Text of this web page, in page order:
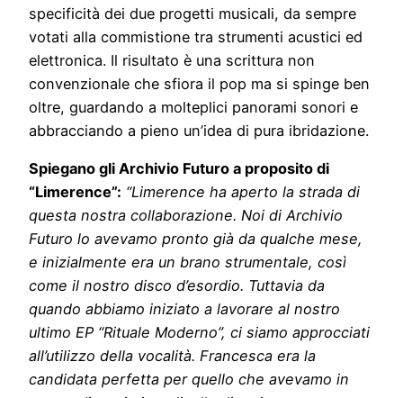
specificità dei due progetti musicali, da sempre
votati alla commistione tra strumenti acustici ed
elettronica. Il risultato è una scrittura non
convenzionale che sfiora il pop ma si spinge ben
oltre, guardando a molteplici panorami sonori e
abbracciando a pieno un’idea di pura ibridazione.
Spiegano gli Archivio Futuro a proposito di
“Limerence”: “Limerence ha aperto la strada di
questa nostra collaborazione. Noi di Archivio
Futuro lo avevamo pronto già da qualche mese,
e inizialmente era un brano strumentale, così
come il nostro disco d’esordio. Tuttavia da
quando abbiamo iniziato a lavorare al nostro
ultimo EP “Rituale Moderno”, ci siamo approcciati
all’utilizzo della vocalità. Francesca era la
candidata perfetta per quello che avevamo in